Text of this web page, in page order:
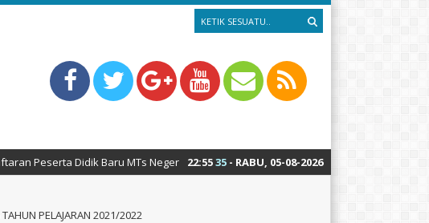
22:5537 - RABU, 05-08-2026
Negeri 3 Jombang PP Bahrul Ulum Tahun Pelajaran 2026-2027 TELAK DIBUKA
PELAJARAN 2021/2022